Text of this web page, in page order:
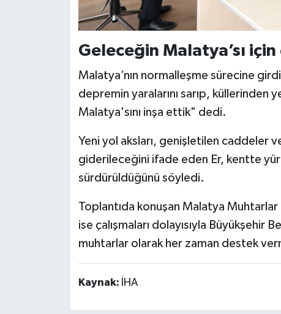
Geleceğin Malatya’sı
Malatya’nın normalleşme sürecine
depremin yaralarını sarıp, küllerinden
Malatya'sını inşa ettik" dedi.
Yeni yol aksları, genişletilen caddeler
giderileceğini ifade eden Er, kentte
sürdürüldüğünü söyledi.
Toplantıda konuşan Malatya
ise çalışmaları dolayısıyla Büyükşehir
muhtarlar olarak her zaman destek
Kaynak: İHA